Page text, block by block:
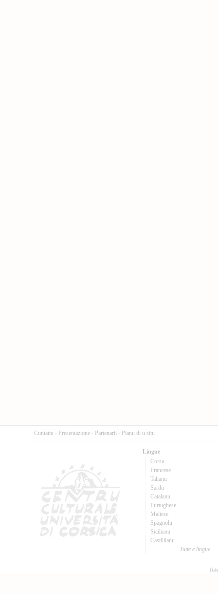
Cuntattu - Presentazione - Partenarii - Pianu di u situ
Lingue
Corsu
Francese
Talianu
Sardu
Catalanu
Purtughese
Maltese
Spagnolu
Sicilianu
Castillianu
Tutte e lingue